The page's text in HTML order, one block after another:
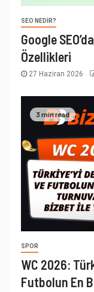
SEO NEDIR?
Google
Özellikleri
27 Haziran 2026
3 min read
SPOR
WC 2026:
Futbolun En